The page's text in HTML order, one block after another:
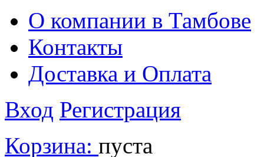
О компании в Тамбове
Контакты
Доставка и Оплата
Вход Регистрация
Корзина: пуста